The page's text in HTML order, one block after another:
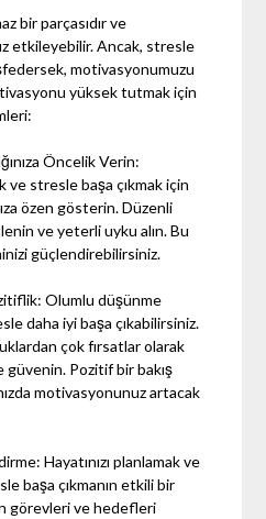
bir parçasıdır ve
etkileyebilir. Ancak, stresle
motivasyonumuzu
yüksek tutmak için
Öncelik Verin:
ve stresle başa çıkmak için
özen gösterin. Düzenli
ve yeterli uyku alın. Bu
güçlendirebilirsiniz.
Olumlu düşünme
daha iyi başa çıkabilirsiniz.
çok fırsatlar olarak
Pozitif bir bakış
motivasyonunuz artacak
Hayatınızı planlamak ve
başa çıkmanın etkili bir
görevleri ve hedefleri